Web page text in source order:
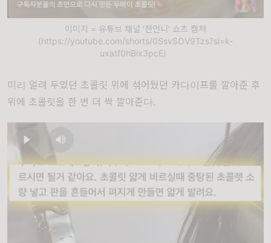
이미지 = 유튜브 채널 ‘젼언니’ 쇼츠 캡처
(https://youtube.com/shorts/0SsvSOV9Tzs?si=k-
uxatf0hBix3pcE)
미리 얼려 두었던 초콜릿 위에 섞어뒀던 카다이프를 깔아준 후
위에 초콜릿을 한 번 더 싹 깔아준다.